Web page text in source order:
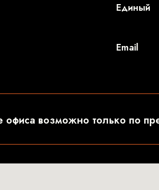
Единый
Email
возможно только по